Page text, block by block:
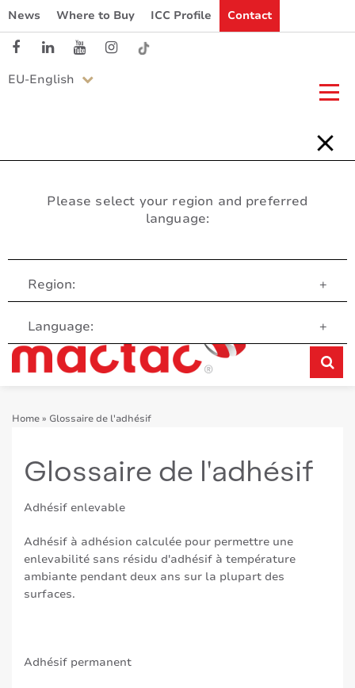
News Where to Buy ICC Profile Contact
EU-English
Please select your region and preferred
language:
Region: +
Language: +
Customer Service
Home» Glossaire de l'adhésif
Glossaire de l'adhésif
Adhésif enlevable
Adhésif à adhésion calculée pour permettre une
enlevabilité sans résidu d'adhésif à température
ambiante pendant deux ans sur la plupart des
surfaces.
Adhésif permanent